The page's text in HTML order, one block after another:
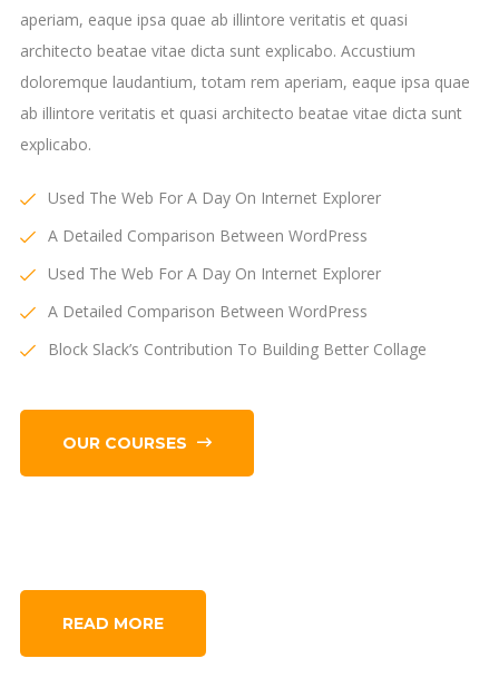
aperiam, eaque ipsa quae ab illintore veritatis et quasi
architecto beatae vitae dicta sunt explicabo. Accustium
doloremque laudantium, totam rem aperiam, eaque ipsa quae
ab illintore veritatis et quasi architecto beatae vitae dicta sunt
explicabo.
Used The Web For A Day On Internet Explorer
A Detailed Comparison Between WordPress
Used The Web For A Day On Internet Explorer
A Detailed Comparison Between WordPress
Block Slack’s Contribution To Building Better Collage
OUR COURSES
READ MORE